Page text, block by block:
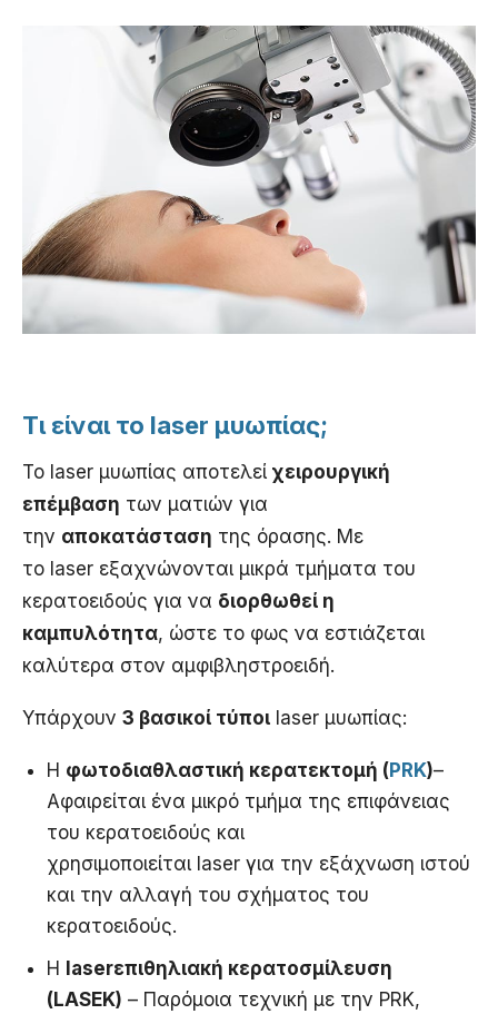
Τι είναι το laser μυωπίας;
Το laser μυωπίας αποτελεί χειρουργική
επέμβαση των ματιών για
την αποκατάσταση της όρασης. Με
το laser εξαχνώνονται μικρά τμήματα του
κερατοειδούς για να διορθωθεί η
καμπυλότητα, ώστε το φως να εστιάζεται
καλύτερα στον αμφιβληστροειδή.
Υπάρχουν 3 βασικοί τύποι laser μυωπίας:
Η φωτοδιαθλαστική κερατεκτομή (PRK)–
Αφαιρείται ένα μικρό τμήμα της επιφάνειας
του κερατοειδούς και
χρησιμοποιείται laser για την εξάχνωση ιστού
και την αλλαγή του σχήματος του
κερατοειδούς.
Η laserεπιθηλιακή κερατοσμίλευση
(LASEK) – Παρόμοια τεχνική με την PRK,